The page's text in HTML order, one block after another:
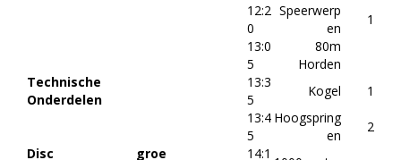
12:2
0
Speerwerp
en
1
13:0
5
80m
Horden
Technische
Onderdelen
13:3
5
Kogel
1
13:4
5
Hoogspring
en
2
Disc
groe
14:1